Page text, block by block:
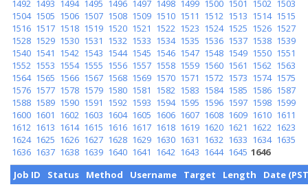
1492 1493 1494 1495 1496 1497 1498 1499 1500 1501 1502 1503
1504 1505 1506 1507 1508 1509 1510 1511 1512 1513 1514 1515
1516 1517 1518 1519 1520 1521 1522 1523 1524 1525 1526 1527
1528 1529 1530 1531 1532 1533 1534 1535 1536 1537 1538 1539
1540 1541 1542 1543 1544 1545 1546 1547 1548 1549 1550 1551
1552 1553 1554 1555 1556 1557 1558 1559 1560 1561 1562 1563
1564 1565 1566 1567 1568 1569 1570 1571 1572 1573 1574 1575
1576 1577 1578 1579 1580 1581 1582 1583 1584 1585 1586 1587
1588 1589 1590 1591 1592 1593 1594 1595 1596 1597 1598 1599
1600 1601 1602 1603 1604 1605 1606 1607 1608 1609 1610 1611
1612 1613 1614 1615 1616 1617 1618 1619 1620 1621 1622 1623
1624 1625 1626 1627 1628 1629 1630 1631 1632 1633 1634 1635
1636 1637 1638 1639 1640 1641 1642 1643 1644 1645 1646
Job ID
Status Method Username Target Length
Date